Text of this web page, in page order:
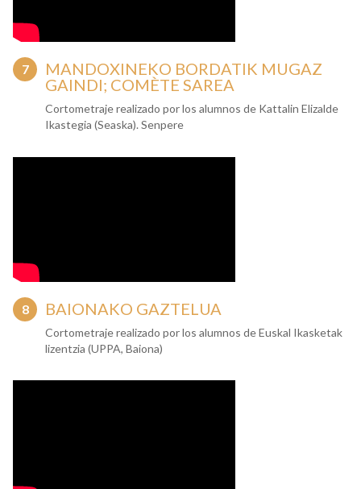
MANDOXINEKO BORDATIK MUGAZ
GAINDI; COMÈTE SAREA
Cortometraje realizado por los alumnos de Kattalin Elizalde
Ikastegia (Seaska). Senpere
BAIONAKO GAZTELUA
Cortometraje realizado por los alumnos de Euskal Ikasketak
lizentzia (UPPA, Baiona)